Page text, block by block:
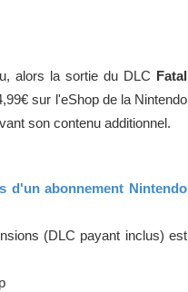
alors la sortie du DLC Fatal
sur l'eShop de la Nintendo
son contenu additionnel.
d'un abonnement Nintendo
(DLC payant inclus) est